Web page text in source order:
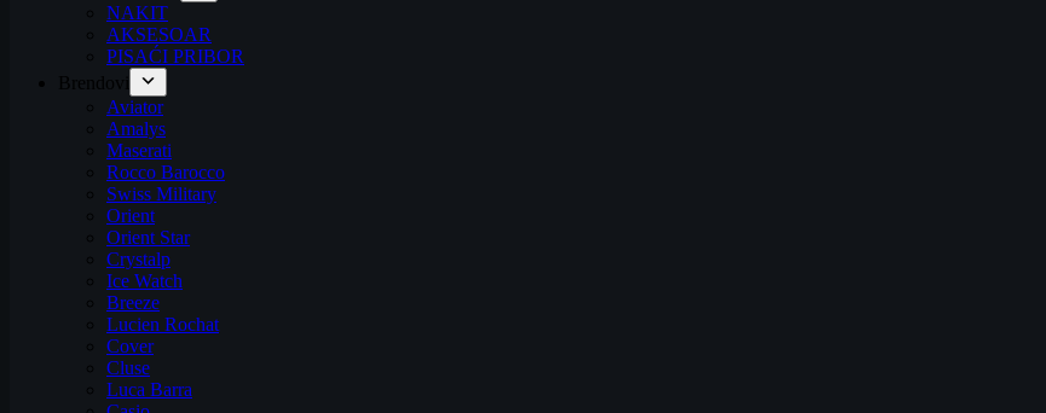
NAKIT
AKSESOAR
PISAĆI PRIBOR
Brendovi
Aviator
Amalys
Maserati
Rocco Barocco
Swiss Military
Orient
Orient Star
Crystalp
Ice Watch
Breeze
Lucien Rochat
Cover
Cluse
Luca Barra